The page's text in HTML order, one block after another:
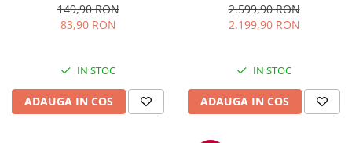
forme, 1400W, Indicator
luminos, Placi antiaderente,
149,90 RON
83,90 RON
IN STOC
ADAUGA IN COS
Inverter, Clasa E, Display,
Functie super racire, Blocare
2.599,90 RON
2.199,90 RON
IN STOC
ADAUGA IN COS